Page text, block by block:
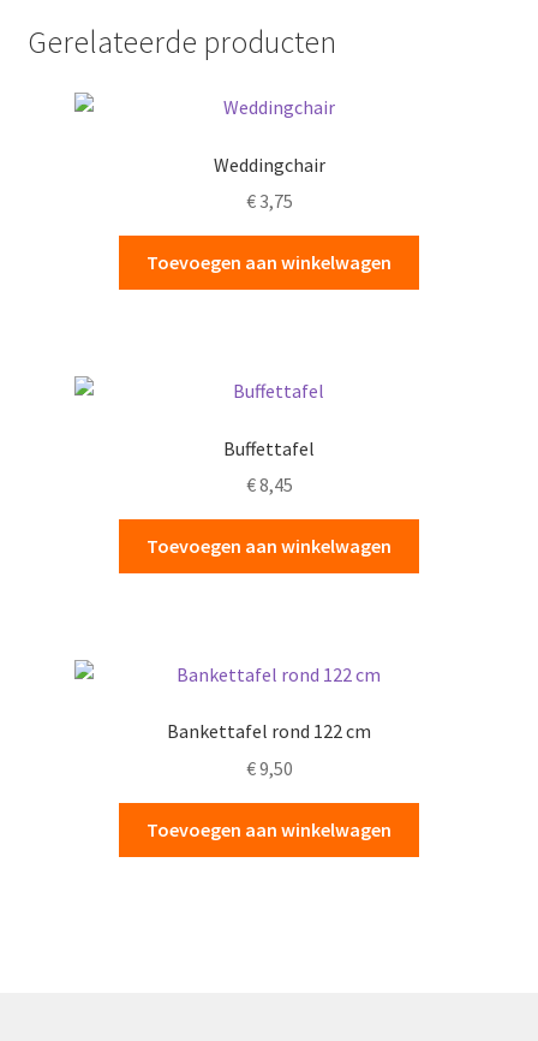
Gerelateerde producten
Weddingchair
€3,75
Toevoegen aan winkelwagen
Buffettafel
€8,45
Toevoegen aan winkelwagen
Bankettafel rond 122 cm
€9,50
Toevoegen aan winkelwagen